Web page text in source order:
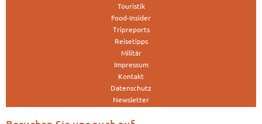
Touristik
Food-Insider
Tripreports
Reisetipps
Militär
Impressum
Kontakt
Datenschutz
Newsletter